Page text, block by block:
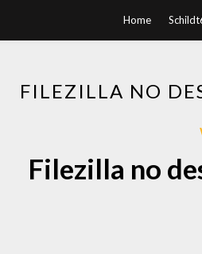
Home
FILEZILLA NO
Filezilla no